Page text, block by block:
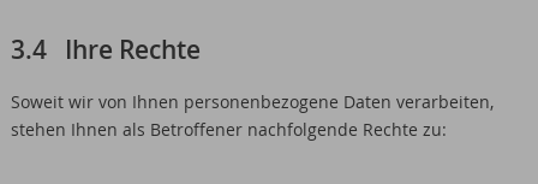
3.4 Ihre Rechte
Soweit wir von Ihnen personenbezogene Daten verarbeiten,
stehen Ihnen als Betroffener nachfolgende Rechte zu: